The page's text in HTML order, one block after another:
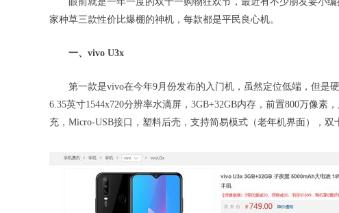
家种草三款性价比爆棚的神机，每款都是平民良心机。
一、vivo U3x
第一款是vivo在今年9月份发布的入门机，虽然定位低端，但是
6.35英寸1544x720分辨率水滴屏，3GB+32GB内存，前置800万像素
充，Micro-USB接口，塑料后壳，支持简易模式（老年机界面），双